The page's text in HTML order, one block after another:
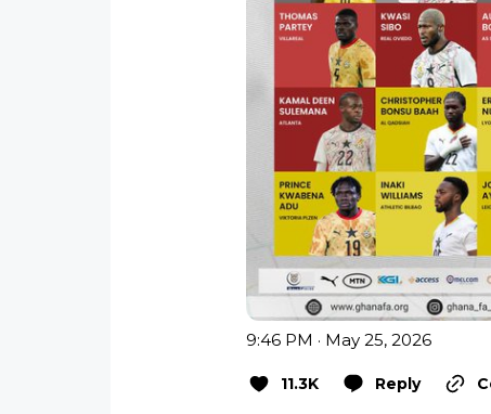
9:46 PM · May 25, 2026
11.3K Reply